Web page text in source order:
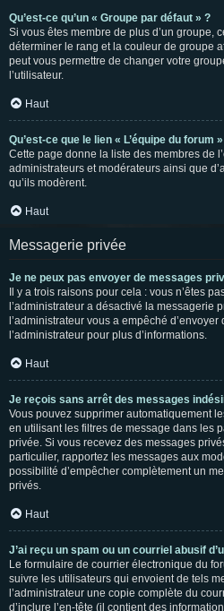
Qu’est-ce qu’un « Groupe par défaut » ?
Si vous êtes membre de plus d’un groupe,
déterminer le rang et la couleur de groupe
peut vous permettre de changer votre
l’utilisateur.
Haut
Qu’est-ce que le lien « L’équipe du forum
Cette page donne la liste des membres de
administrateurs et modérateurs ainsi que
qu’ils modèrent.
Haut
Messagerie privée
Je ne peux pas envoyer de messages
Il y a trois raisons pour cela : vous n’êtes
l’administrateur a désactivé la messagerie
l’administrateur vous a empêché
l’administrateur pour plus d’informations.
Haut
Je reçois sans arrêt des messages
Vous pouvez supprimer automatiquement
en utilisant les filtres de message dans les
privée. Si vous recevez des messages
particulier, rapportez les messages aux
possibilité d’empêcher complètement un
privés.
Haut
J’ai reçu un spam ou un courriel abusif
Le formulaire de courrier électronique du
suivre les utilisateurs qui envoient de tels
l’administrateur une copie complète du
d’inclure l’en-tête (il contient des